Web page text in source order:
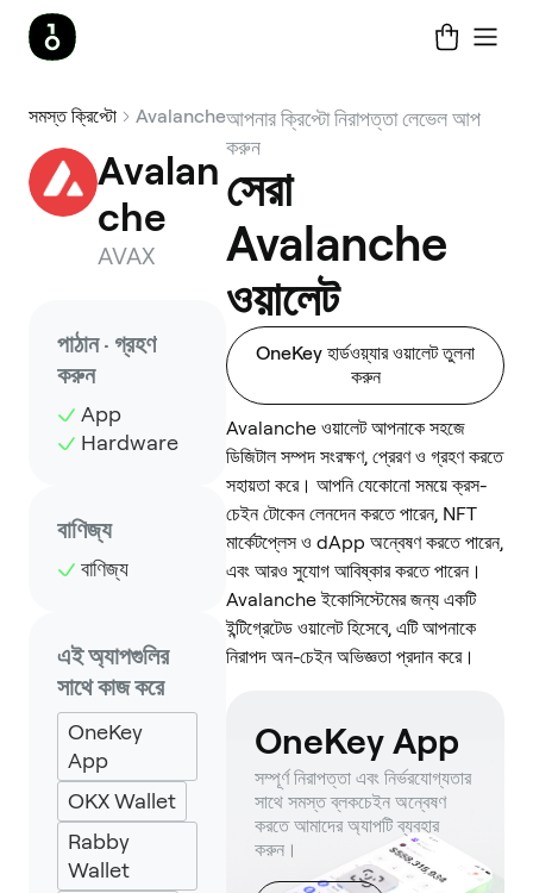
সমস্ত ক্রিপ্টো Avalanche
Avalan
che
AVAX
পাঠান · গ্রহণ
করুন
App
Hardware
বাণিজ্য
বাণিজ্য
এই অ্যাপগুলির
সাথে কাজ করে
OneKey
App
OKX Wallet
Rabby
Wallet
আপনার ক্রিপ্টো নিরাপত্তা লেভেল আপ
করুন
সেরা
Avalanche
ওয়ালেট
OneKey হার্ডওয়্যার ওয়ালেট তুলনা
করুন
Avalanche ওয়ালেট আপনাকে সহজে
ডিজিটাল সম্পদ সংরক্ষণ, প্রেরণ ও গ্রহণ করতে
সহায়তা করে। আপনি যেকোনো সময়ে ক্রস-
চেইন টোকেন লেনদেন করতে পারেন, NFT
মার্কেটপ্লেস ও dApp অন্বেষণ করতে পারেন,
এবং আরও সুযোগ আবিষ্কার করতে পারেন।
Avalanche ইকোসিস্টেমের জন্য একটি
ইন্টিগ্রেটেড ওয়ালেট হিসেবে, এটি আপনাকে
নিরাপদ অন-চেইন অভিজ্ঞতা প্রদান করে।
OneKey App
সম্পূর্ণ নিরাপত্তা এবং নির্ভরযোগ্যতার
সাথে সমস্ত ব্লকচেইন অন্বেষণ
করতে আমাদের অ্যাপটি ব্যবহার
করুন।